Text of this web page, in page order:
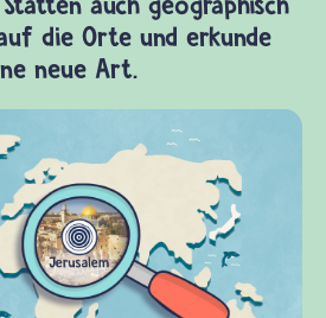
die Orte und erkunde
neue Art.